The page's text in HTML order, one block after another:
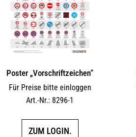
Poster „Vorschriftzeichen“
Für Preise bitte einloggen
Art.-Nr.: 8296-1
ZUM LOGIN.